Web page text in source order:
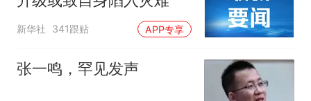
新华社 341跟贴 APP专享
张一鸣，罕见发声